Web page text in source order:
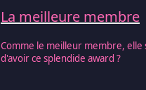
La meilleure membre
Comme le meilleur membre,
d'avoir ce splendide award ?